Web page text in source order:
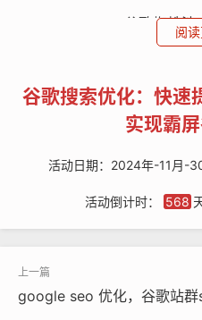
谷歌蜘蛛池
出现成百上千甚至更多的搜
只会浏览前几页，尤其是排
就意味着会有更多的曝光机
在客户和商业机会。这就好
从更广泛的背景来看，随着
指数级增长。据不完全统计
阅
谷歌搜索优化：快速
实现霸
活动日期： 2024年-11月-
活动倒计时： 568
google seo 优化，谷歌站群